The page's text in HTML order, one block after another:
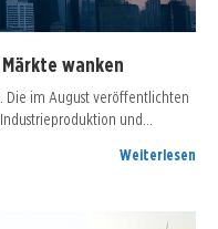
wanken
Die im August veröffentlichten
und…
Weiterlesen